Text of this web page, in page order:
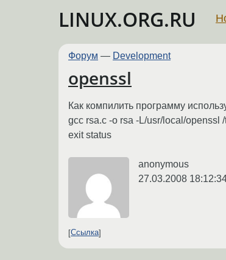
LINUX.ORG.RU
Форум — Development
openssl
Как компилить программу
gcc rsa.c -o rsa -L/usr/local/openssl
exit status
anonymous
27.03.2008
Ссылка